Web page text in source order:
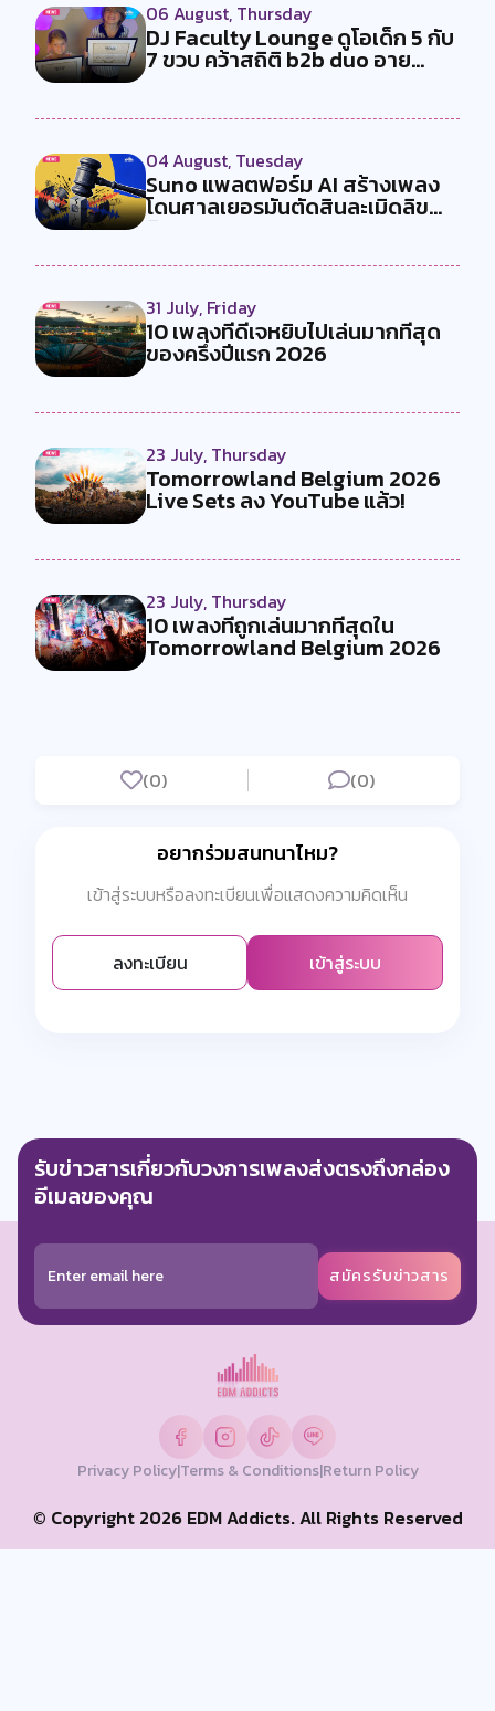
06 August, Thursday
DJ Faculty Lounge ดูโอเด็ก 5 กับ
7 ขวบ คว้าสถิติ b2b duo อาย...
04 August, Tuesday
Suno แพลตฟอร์ม AI สร้างเพลง
โดนศาลเยอรมันตัดสินละเมิดลิข
31 July, Friday
10 เพลงที่ดีเจหยิบไปเล่นมากที่สุด
ของครึ่งปีแรก 2026
23 July, Thursday
Tomorrowland Belgium 2026
Live Sets ลง YouTube แล้ว!
23 July, Thursday
10 เพลงที่ถูกเล่นมากที่สุดใน
Tomorrowland Belgium 2026
(0) (0)
อยากร่วมสนทนาไหม?
เข้าสู่ระบบหรือลงทะเบียนเพื่อแสดงความคิดเห็น
ลงทะเบียน เข้าสู่ระบบ
รับข่าวสารเกี่ยวกับวงการเพลงส่งตรงถึงกล่อง
อีเมลของคุณ
สมัครรับข่าวสาร
Privacy Policy|Terms & Conditions|Return Policy
© Copyright 2026 EDM Addicts. All Rights Reserved